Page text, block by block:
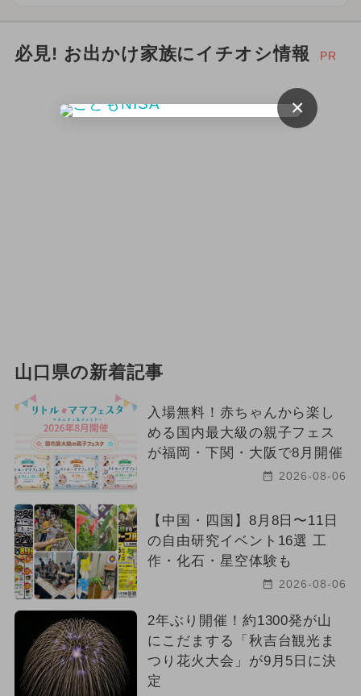
必見! お出かけ家族にイチオシ情報 PR
山口県の新着記事
入場無料！赤ちゃんから楽し
める国内最大級の親子フェス
が福岡・下関・大阪で8月開催
2026-08-06
【中国・四国】8月8日〜11日
の自由研究イベント16選 工
作・化石・星空体験も
2026-08-06
2年ぶり開催！約1300発が山
にこだまする「秋吉台観光ま
つり花火大会」が9月5日に決
定
×